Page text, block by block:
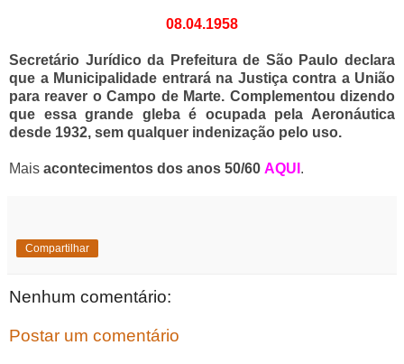
08.04.1958
Secretário Jurídico da Prefeitura de São Paulo declara
que a Municipalidade entrará na Justiça contra a União
para reaver o Campo de Marte. Complementou dizendo
que essa grande gleba é ocupada pela Aeronáutica
desde 1932, sem qualquer indenização pelo uso.
Mais acontecimentos dos anos 50/60 AQUI .
Compartilhar
Nenhum comentário:
Postar um comentário